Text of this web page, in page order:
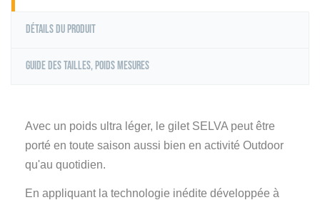
Détails du produit
Guide des tailles, poids mesures
Avec un poids ultra léger, le gilet SELVA peut être
porté en toute saison aussi bien en activité Outdoor
qu'au quotidien.
En appliquant la technologie inédite développée à